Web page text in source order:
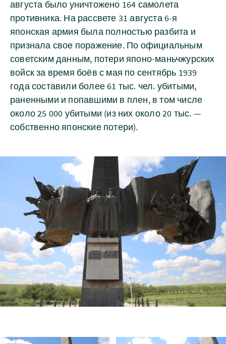
августа было уничтожено 164 самолета
противника. На рассвете 31 августа 6-я
японская армия была полностью разбита и
признала свое поражение. По официальным
советским данным, потери японо-маньчжурских
войск за время боёв с мая по сентябрь 1939
года составили более 61 тыс. чел. убитыми,
раненными и попавшими в плен, в том числе
около 25 000 убитыми (из них около 20 тыс. —
собственно японские потери).